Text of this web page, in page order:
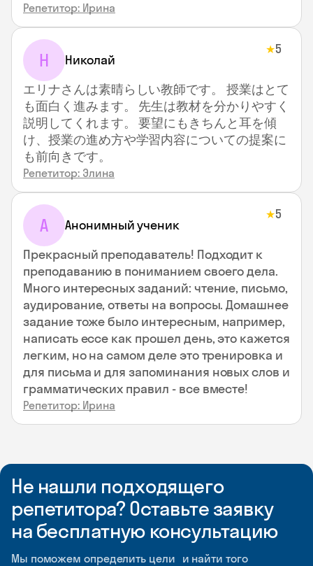
Репетитор: Ирина
Н Николай
★5
エリナさんは素晴らしい教師です。 授業はとて
も面白く進みます。 先生は教材を分かりやすく
説明してくれます。 要望にもきちんと耳を傾
け、授業の進め方や学習内容についての提案に
も前向きです。
Репетитор: Элина
А Анонимный ученик
★5
Прекрасный преподаватель! Подходит к
преподаванию в пониманием своего дела.
Много интересных заданий: чтение, письмо,
аудирование, ответы на вопросы. Домашнее
задание тоже было интересным, например,
написать ессе как прошел день, это кажется
легким, но на самом деле это тренировка и
для письма и для запоминания новых слов и
грамматических правил - все вместе!
Репетитор: Ирина
Не нашли подходящего
репетитора? Оставьте заявку
на бесплатную консультацию
Мы поможем определить цели и найти того